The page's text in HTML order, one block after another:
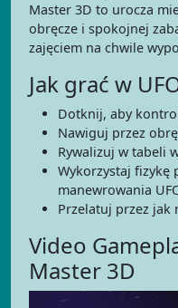
Master 3D to urocza
obręcze i spokojnej
zajęciem na chwile
Jak grać w
Dotknij, aby
Nawiguj przez
Rywalizuj w tabeli
Wykorzystaj fizykę
manewrowania
Przelatuj przez jak
Video
Master 3D